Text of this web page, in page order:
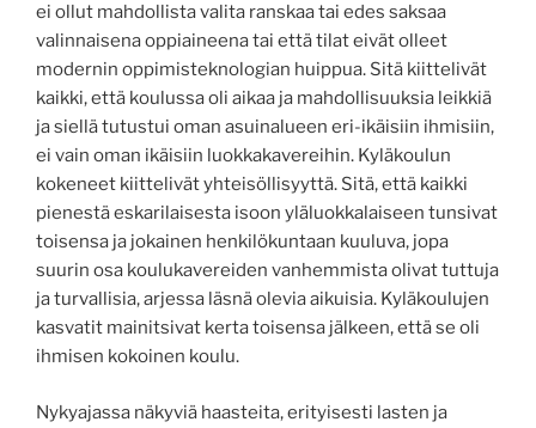
ei ollut mahdollista valita ranskaa tai edes saksaa
valinnaisena oppiaineena tai että tilat eivät olleet
modernin oppimisteknologian huippua. Sitä kiittelivät
kaikki, että koulussa oli aikaa ja mahdollisuuksia leikkiä
ja siellä tutustui oman asuinalueen eri-ikäisiin ihmisiin,
ei vain oman ikäisiin luokkakavereihin. Kyläkoulun
kokeneet kiittelivät yhteisöllisyyttä. Sitä, että kaikki
pienestä eskarilaisesta isoon yläluokkalaiseen tunsivat
toisensa ja jokainen henkilökuntaan kuuluva, jopa
suurin osa koulukavereiden vanhemmista olivat tuttuja
ja turvallisia, arjessa läsnä olevia aikuisia. Kyläkoulujen
kasvatit mainitsivat kerta toisensa jälkeen, että se oli
ihmisen kokoinen koulu.
Nykyajassa näkyviä haasteita, erityisesti lasten ja